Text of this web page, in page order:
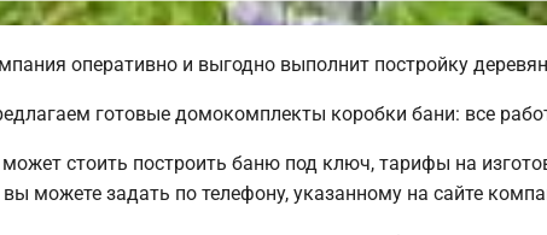
оперативно и выгодно выполнит постройку
готовые домокомплекты коробки бани: все
стоить построить баню под ключ, тарифы на
можете задать по телефону, указанному на сайте